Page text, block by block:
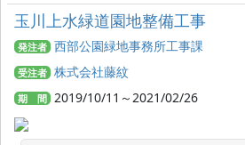
玉川上水緑道園地整備工事
発注者 西部公園緑地事務所工事課
受注者 株式会社藤紋
期 間 2019/10/11～2021/02/26